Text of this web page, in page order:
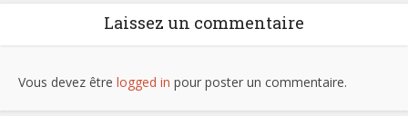
Laissez un commentaire
Vous devez être logged in pour poster un commentaire.